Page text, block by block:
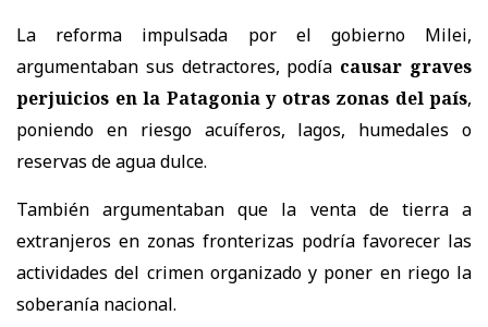
La reforma impulsada por el gobierno Milei,
argumentaban sus detractores, podía causar graves
perjuicios en la Patagonia y otras zonas del país,
poniendo en riesgo acuíferos, lagos, humedales o
reservas de agua dulce.
También argumentaban que la venta de tierra a
extranjeros en zonas fronterizas podría favorecer las
actividades del crimen organizado y poner en riego la
soberanía nacional.